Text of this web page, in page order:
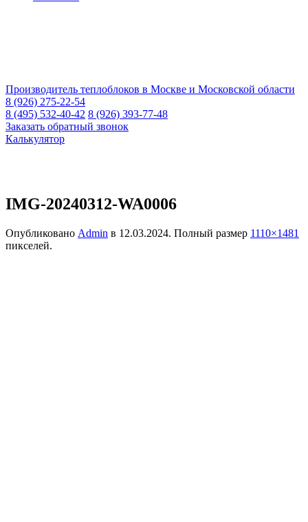
Производитель теплоблоков в Москве и Московской области
8 (926) 275-22-54
8 (495) 532-40-42 8 (926) 393-77-48
Заказать обратный звонок
Калькулятор
IMG-20240312-WA0006
Опубликовано Admin в 12.03.2024. Полный размер 1110×1481
пикселей.